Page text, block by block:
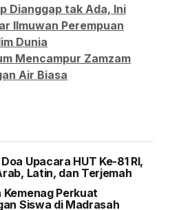
Dianggap tak Ada, Ini
Ilmuwan Perempuan
Dunia
Mencampur Zamzam
Air Biasa
Upacara HUT Ke-81 RI,
Latin, dan Terjemah
Kemenag Perkuat
Siswa di Madrasah